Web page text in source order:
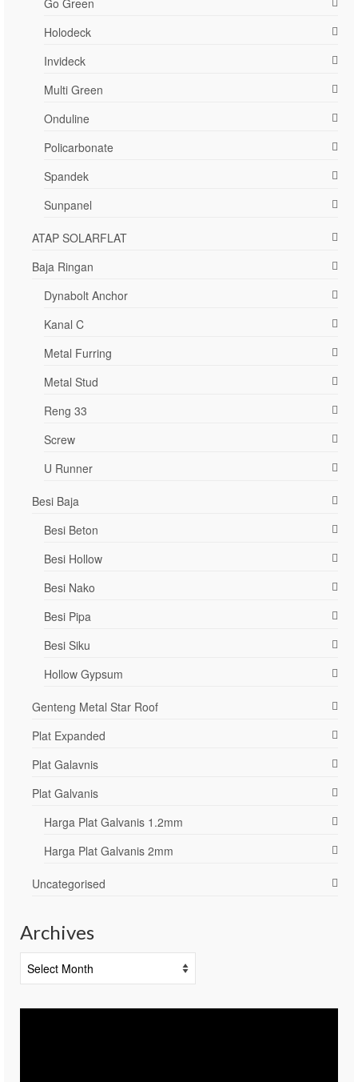
Holodeck
Invideck
Multi Green
Onduline
Policarbonate
Spandek
Sunpanel
ATAP SOLARFLAT
Baja Ringan
Dynabolt Anchor
Kanal C
Metal Furring
Metal Stud
Reng 33
Screw
U Runner
Besi Baja
Besi Beton
Besi Hollow
Besi Nako
Besi Pipa
Besi Siku
Hollow Gypsum
Genteng Metal Star Roof
Plat Expanded
Plat Galavnis
Plat Galvanis
Harga Plat Galvanis 1.2mm
Harga Plat Galvanis 2mm
Uncategorised
Archives